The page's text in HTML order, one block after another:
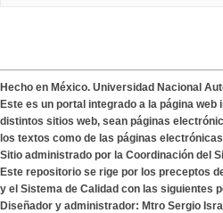
Hecho en México. Universidad Nacional
Este es un portal integrado a la página
distintos sitios web, sean páginas
los textos como de las páginas
Sitio administrado por la Coordinación del
Este repositorio se rige por los preceptos
y el Sistema de Calidad con las siguientes
Diseñador y administrador: Mtro Sergio